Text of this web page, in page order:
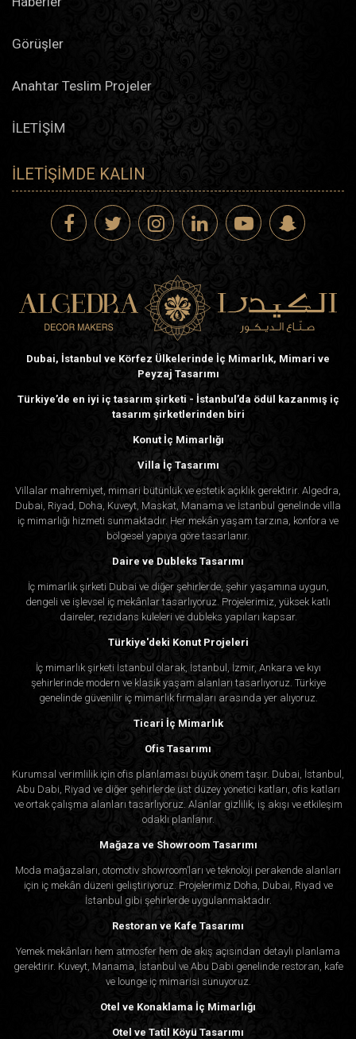
Görüşler
Anahtar Teslim Projeler
İLETİŞİM
İLETIŞIMDE KALIN
Dubai, İstanbul ve Körfez Ülkelerinde İç Mimarlık, Mimari ve
Peyzaj Tasarımı
Türkiye’de en iyi iç tasarım şirketi - İstanbul’da ödül kazanmış iç
tasarım şirketlerinden biri
Konut İç Mimarlığı
Villa İç Tasarımı
Villalar mahremiyet, mimari bütünlük ve estetik açıklık gerektirir. Algedra,
Dubai, Riyad, Doha, Kuveyt, Maskat, Manama ve İstanbul genelinde villa
iç mimarlığı hizmeti sunmaktadır. Her mekân yaşam tarzına, konfora ve
bölgesel yapıya göre tasarlanır.
Daire ve Dubleks Tasarımı
İç mimarlık şirketi Dubai ve diğer şehirlerde, şehir yaşamına uygun,
dengeli ve işlevsel iç mekânlar tasarlıyoruz. Projelerimiz, yüksek katlı
daireler, rezidans kuleleri ve dubleks yapıları kapsar.
Türkiye'deki Konut Projeleri
İç mimarlık şirketi İstanbul olarak, İstanbul, İzmir, Ankara ve kıyı
şehirlerinde modern ve klasik yaşam alanları tasarlıyoruz. Türkiye
genelinde güvenilir iç mimarlık firmaları arasında yer alıyoruz.
Ticari İç Mimarlık
Ofis Tasarımı
Kurumsal verimlilik için ofis planlaması büyük önem taşır. Dubai, İstanbul,
Abu Dabi, Riyad ve diğer şehirlerde üst düzey yönetici katları, ofis katları
ve ortak çalışma alanları tasarlıyoruz. Alanlar gizlilik, iş akışı ve etkileşim
odaklı planlanır.
Mağaza ve Showroom Tasarımı
Moda mağazaları, otomotiv showroom’ları ve teknoloji perakende alanları
için iç mekân düzeni geliştiriyoruz. Projelerimiz Doha, Dubai, Riyad ve
İstanbul gibi şehirlerde uygulanmaktadır.
Restoran ve Kafe Tasarımı
Yemek mekânları hem atmosfer hem de akış açısından detaylı planlama
gerektirir. Kuveyt, Manama, İstanbul ve Abu Dabi genelinde restoran, kafe
ve lounge iç mimarisi sunuyoruz.
Otel ve Konaklama İç Mimarlığı
Otel ve Tatil Köyü Tasarımı